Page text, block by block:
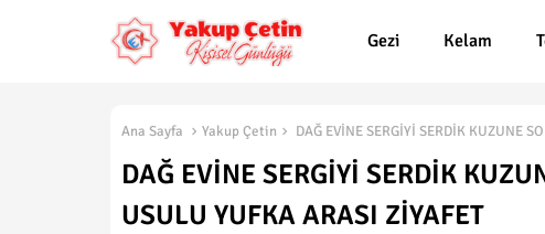
Gezi Kelam
Ana Sayfa Yakup Çetin DAĞ EVİNE SERGİYİ SERDİK KUZUNE
DAĞ EVİNE SERGİYİ SERDİK
USULU YUFKA ARASI ZİYAFET